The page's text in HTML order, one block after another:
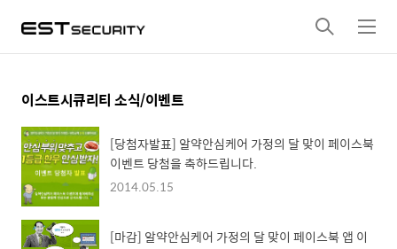
검
색
메
뉴
이스트시큐리티 소식/이벤트
[당첨자발표] 알약안심케어 가정의 달 맞이 페이스북
이벤트 당첨을 축하드립니다.
2014.05.15
[마감] 알약안심케어 가정의 달 맞이 페이스북 앱 이